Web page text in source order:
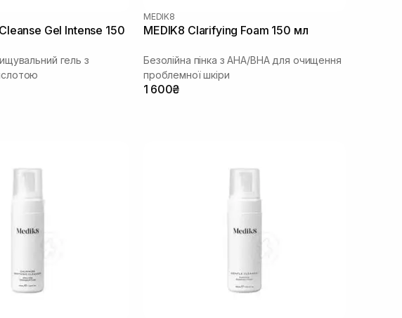
Gel Intense 150
гель з
MEDIK8
MEDIK8 Clarifying Foam 150 мл
Безолійна пінка з АНА/ВНА для очищення
проблемної шкіри
1 600₴